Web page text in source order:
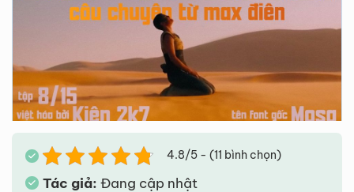
4.8/5 - (11 bình chọn)
Tác giả: Đang cập nhật